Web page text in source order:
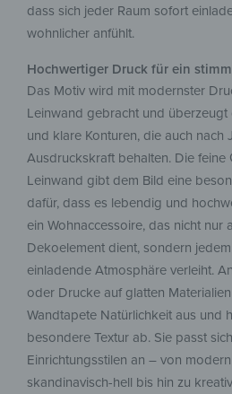
dass sich jeder Raum sofort
wohnlicher anfühlt.
Hochwertiger Druck für ein
Das Motiv wird mit modernster
Leinwand gebracht und
und klare Konturen, die auch nach
Ausdruckskraft behalten. Die
Leinwand gibt dem Bild eine
dafür, dass es lebendig und
ein Wohnaccessoire, das nicht nur
Dekoelement dient, sondern
einladende Atmosphäre verleiht.
oder Drucke auf glatten
Wandtapete Natürlichkeit aus und
besondere Textur ab. Sie passt
Einrichtungsstilen an – von
skandinavisch-hell bis hin zu